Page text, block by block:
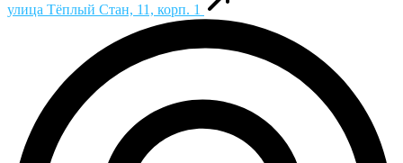
улица Тёплый Стан, 11, корп. 1